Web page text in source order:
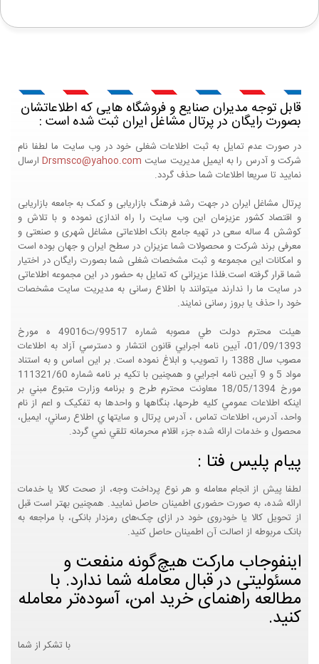
قابل توجه مدیران صنایع و فروشگاه هایی که اطلاعاتشان
بصورت رایگان در پرتال مشاغل ایران ثبت شده است :
در صورت عدم تمایل به ثبت اطلاعات شغلی خود در وب سایت ما لطفا نام
شرکت و آدرس را به ایمیل مدیریت سایت Drsmsco@yahoo.comارسال
نمایید تا سریعا اطلاعات شما حذف گردد.
پرتال مشاغل ایران در جهت رشد فرهنگ بازاریابی و کمک به جامعه بازاریابی
و اقتصاد کشور عزیزمان این وب سایت را راه اندازی نموده و با تلاش و
کوشش 4 ساله سعی در تهیه جامع بانک اطلاعاتی مشاغل شهری و صنعتی و
معرفی برند شرکت و محصولات شما عزیزان در سطح ایران و جهان بوده است
و امکانات این مجموعه و ثبت مشخصات شغلی شما بصورت رایگان در اختیار
شما قرار گرفته است.فلذا عزیزانی که تمایل به حضور در این مجموعه اطلاعاتی
در سایت ما را ندارند میتوانند با اطلاع رسانی به مدیریت سایت مشخصات
خود را حذف یا بروز رسانی نمایند.
هيئت محترم دولت طي مصوبه شماره 99517/ت49016 ه مورخ
01/09/1393، آيين نامه اجرايي قانون انتشار و دسترسي آزاد به اطلاعات
مصوب سال 1388 را تصويب و ابلاغ نموده است. بر اين اساس و به استناد
مواد 5 و 9 آيين نامه اجرايي و همچنين با تکيه بر نامه شماره 111321/60
مورخ 18/05/1394 معاونت محترم طرح و برنامه وزارت متبوع مبني بر
اينکه اطلاعات عمومي کليه طرحها، بنگاهها و واحدها به تفکيک و اعم از نام
واحد، آدرس، اطلاعات تماس ، آدرس پرتال و سايتها ي اطلاع رساني، ايميل،
محصول و خدمات ارائه شده جزء اقلام محرمانه تلقي نمي گردد.
پیام پلیس فتا :
لطفا پیش از انجام معامله و هر نوع پرداخت وجه، از صحت کالا یا خدمات
ارائه شده، به صورت حضوری اطمینان حاصل نمایید. همچنین بهتر است قبل
از تحویل کالا یا خودروی خود در ازای چک‌های رمزدار بانکی، با مراجعه به
بانک مربوطه از اصالت آن اطمینان حاصل کنید.
اینفوجاب مارکت هیچ‌گونه منفعت و
مسئولیتی در قبال معامله شما ندارد. با
مطالعه راهنمای خرید امن، آسوده‌تر معامله
کنید.
با تشکر از شما